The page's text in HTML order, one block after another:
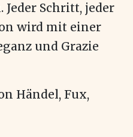
Schritt, jeder
wird mit einer
und Grazie
Händel, Fux,